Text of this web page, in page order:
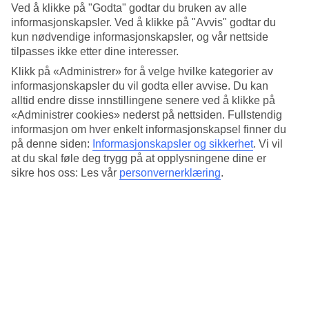
Våre favorittips når du trenger
en pause fra shoppingen:
1. Notting Hill
Den sjarmerende bydelen Notting Hill ble kjent fra filmen
med samme navn, og med sine pastellfargede hus er dette
området et must når du er i London. Her får du oppleve
gaten Portobello Road med et livlig marked, små butikker og
Ved å klikke på "Godta" godtar du bruken av alle
informasjonskapsler. Ved å klikke på "Avvis" godtar du
kun nødvendige informasjonskapsler, og vår nettside
tilpasses ikke etter dine interesser.
Klikk på «Administrer» for å velge hvilke kategorier av
informasjonskapsler du vil godta eller avvise. Du kan
alltid endre disse innstillingene senere ved å klikke på
«Administrer cookies» nederst på nettsiden. Fullstendig
informasjon om hver enkelt informasjonskapsel finner du
på denne siden: Informasjonskapsler og sikkerhet. Vi vil
at du skal føle deg trygg på at opplysningene dine er
sikre hos oss: Les vår personvernerklæring.